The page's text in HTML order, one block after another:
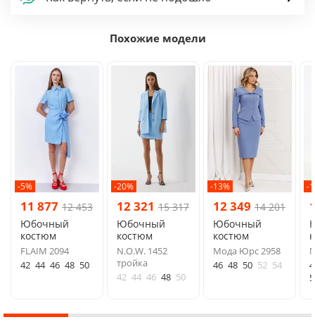
Похожие модели
-5%
11 877 12 453
Юбочный
костюм
FLAIM 2094
42 44 46 48 50
-20%
12 321 15 317
Юбочный
костюм
N.O.W. 1452
тройка
42 44 46 48 50
-13%
12 349 14 201
Юбочный
костюм
Мода Юрс 2958
46 48 50 52 54
-